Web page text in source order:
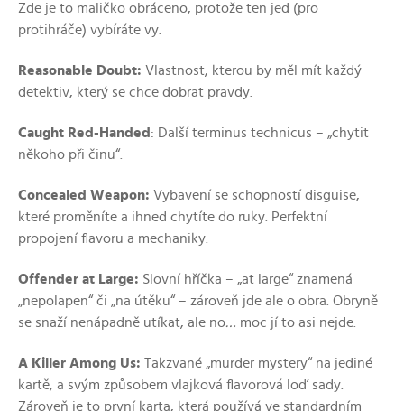
Zde je to maličko obráceno, protože ten jed (pro
protihráče) vybíráte vy.
Reasonable Doubt: Vlastnost, kterou by měl mít každý
detektiv, který se chce dobrat pravdy.
Caught Red-Handed : Další terminus technicus – „chytit
někoho při činu“.
Concealed Weapon: Vybavení se schopností disguise,
které proměníte a ihned chytíte do ruky. Perfektní
propojení flavoru a mechaniky.
Offender at Large: Slovní hříčka – „at large“ znamená
„nepolapen“ či „na útěku“ – zároveň jde ale o obra. Obryně
se snaží nenápadně utíkat, ale no… moc jí to asi nejde.
A Killer Among Us: Takzvané „murder mystery“ na jediné
kartě, a svým způsobem vlajková flavorová loď sady.
Zároveň je to první karta, která používá ve standardním